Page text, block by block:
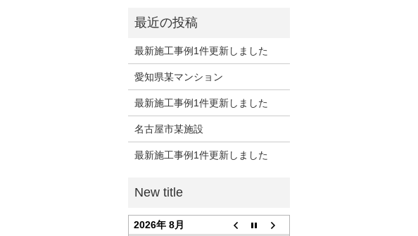
最新施工事例1件更新しました
愛知県某マンション
最新施工事例1件更新しました
名古屋市某施設
最新施工事例1件更新しました
2026年 8月